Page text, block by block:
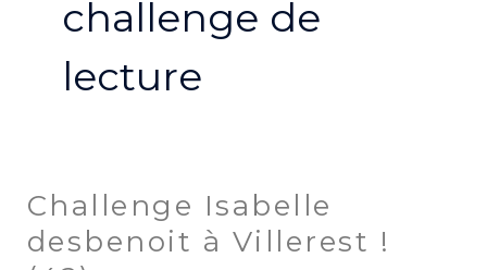
challenge de
lecture
Challenge Isabelle
desbenoit à Villerest !
Challenge
Isabelle
desbenoit